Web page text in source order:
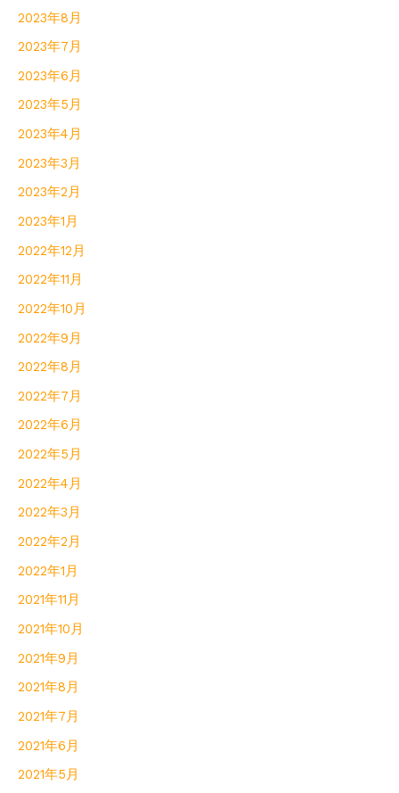
2023年8月
2023年7月
2023年6月
2023年5月
2023年4月
2023年3月
2023年2月
2023年1月
2022年12月
2022年11月
2022年10月
2022年9月
2022年8月
2022年7月
2022年6月
2022年5月
2022年4月
2022年3月
2022年2月
2022年1月
2021年11月
2021年10月
2021年9月
2021年8月
2021年7月
2021年6月
2021年5月